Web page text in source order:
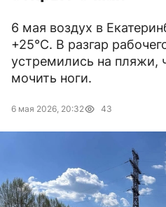
6 мая воздух в
+25°C. В разгар
устремились на пляжи,
мочить ноги.
6 мая 2026, 20:32 43